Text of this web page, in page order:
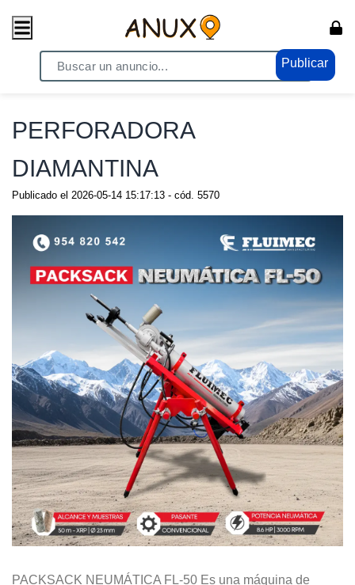
Publicar
/ Compras - Ventas / Anuncio de todo
PERFORADORA
DIAMANTINA
Publicado el 2026-05-14 15:17:13 - cód. 5570
PACKSACK NEUMÁTICA FL-50 Es una máquina de